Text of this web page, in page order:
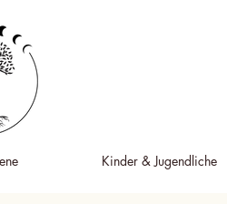
Kinder & Jugendliche